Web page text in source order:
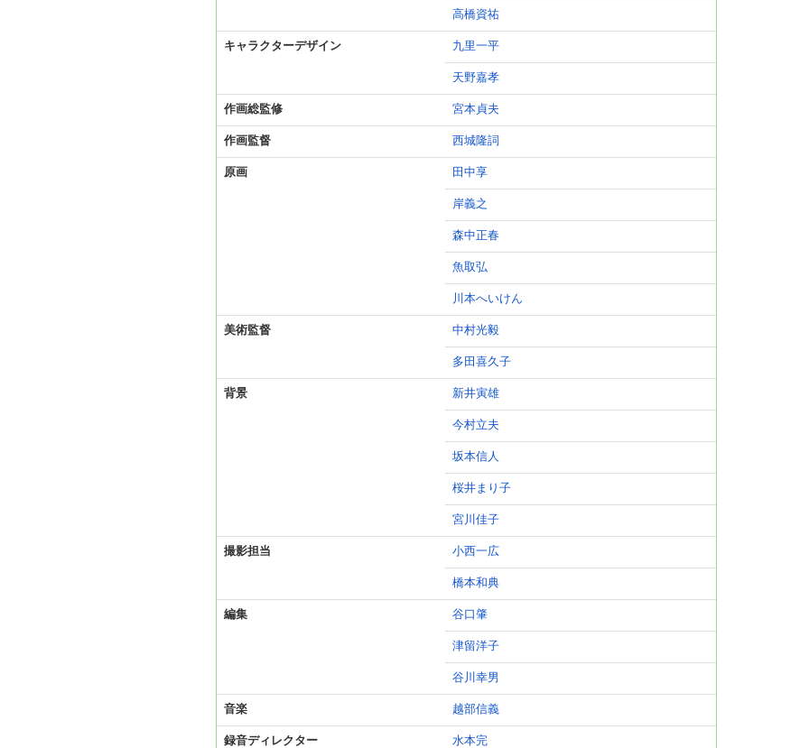
高橋資祐
キャラクターデザイン 九里一平
天野嘉孝
作画総監修 宮本貞夫
作画監督 西城隆詞
原画 田中享
岸義之
森中正春
魚取弘
川本へいけん
美術監督 中村光毅
多田喜久子
背景 新井寅雄
今村立夫
坂本信人
桜井まり子
宮川佳子
撮影担当 小西一広
橋本和典
編集 谷口肇
津留洋子
谷川幸男
音楽 越部信義
録音ディレクター 水本完